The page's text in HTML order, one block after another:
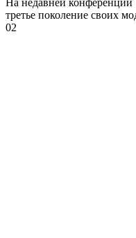
третье поколение своих
02